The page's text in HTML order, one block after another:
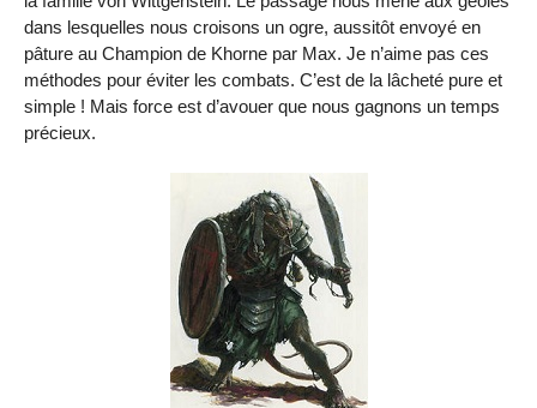
dans lesquelles nous croisons un ogre, aussitôt envoyé en
pâture au Champion de Khorne par Max. Je n’aime pas ces
méthodes pour éviter les combats. C’est de la lâcheté pure et
simple ! Mais force est d’avouer que nous gagnons un temps
précieux.